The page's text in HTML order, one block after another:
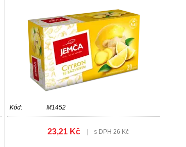
Kód: M1452
23,21 Kč s DPH 26 Kč